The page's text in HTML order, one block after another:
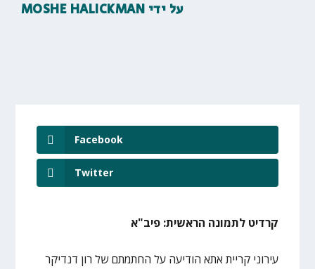
על ידי MOSHE HALICKMAN
Facebook
Twitter
קרדיט לתמונה הראשית: פיב"א
עירוני קריית אתא הודיעה על החתמתם של רון דנדיקר